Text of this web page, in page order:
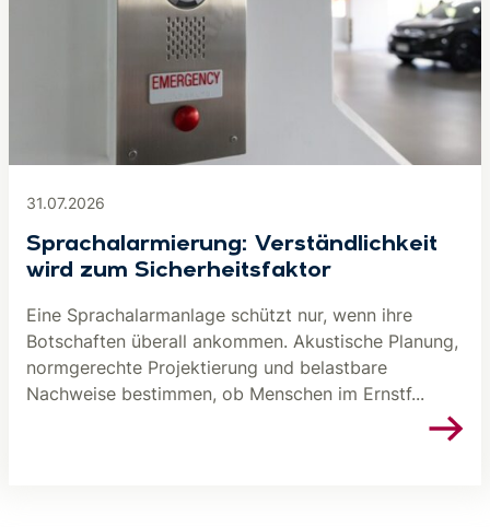
31.07.2026
Sprachalarmierung: Verständlichkeit
wird zum Sicherheitsfaktor
Eine Sprachalarmanlage schützt nur, wenn ihre
Botschaften überall ankommen. Akustische Planung,
normgerechte Projektierung und belastbare
Nachweise bestimmen, ob Menschen im Ernstf...